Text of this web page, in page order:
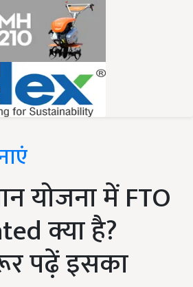
योजना में FTO
क्या है?
पढ़ें इसका